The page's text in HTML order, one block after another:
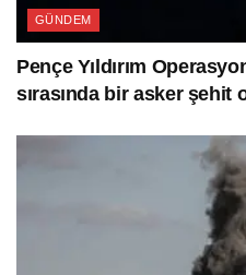
GÜNDEM
Pençe Yıldırım
sırasında bir asker şehit